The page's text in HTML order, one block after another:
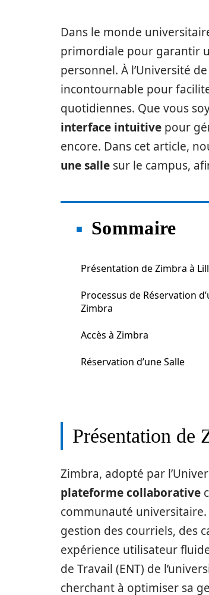
Dans le monde
primordiale pour garantir
personnel. À l’Université
incontournable pour
quotidiennes. Que vous
interface intuitive pour
encore. Dans cet article,
une salle sur le campus,
Sommaire
Présentation de Zimbra à
Processus de Réservation
Zimbra
Accès à Zimbra
Réservation d’une Salle
Présentation de
Zimbra, adopté par
plateforme collaborative
communauté
gestion des courriels, des
expérience utilisateur
de Travail (ENT) de
cherchant à optimiser sa